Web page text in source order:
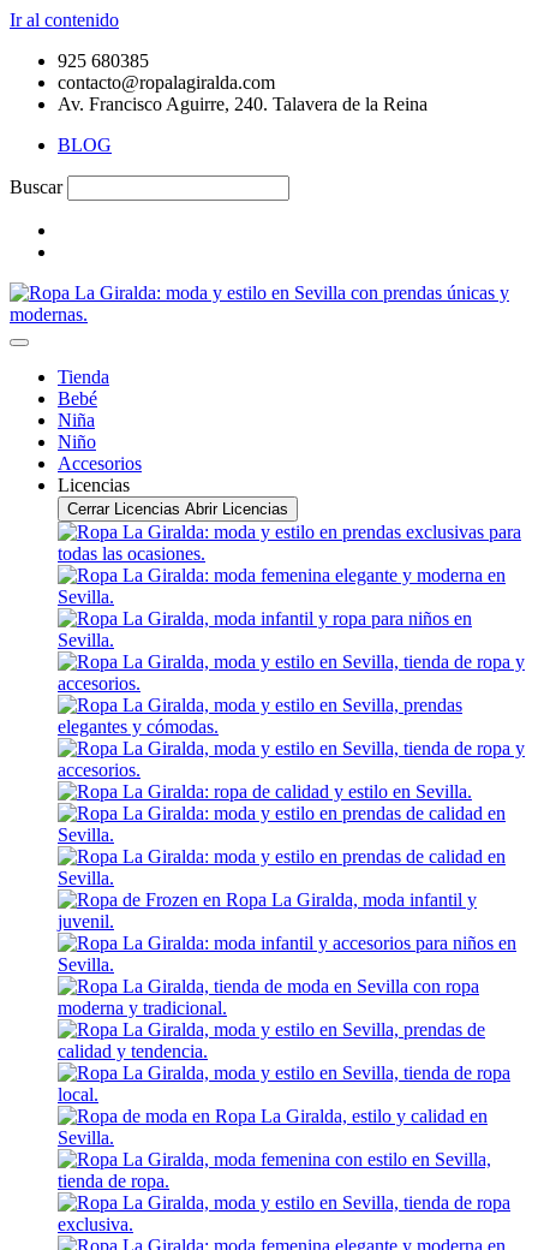
Ir al contenido
925 680385
contacto@ropalagiralda.com
Av. Francisco Aguirre, 240. Talavera de la Reina
BLOG
Buscar
Tienda
Bebé
Niña
Niño
Accesorios
Licencias
Cerrar Licencias Abrir Licencias